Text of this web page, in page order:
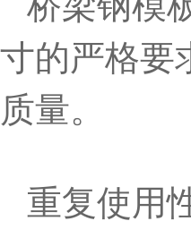
寸的严格要
质量。
重复使用